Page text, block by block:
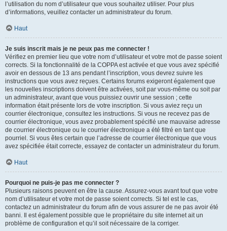
l’utilisation du nom d’utilisateur que vous souhaitez utiliser. Pour plus
d’informations, veuillez contacter un administrateur du forum.
Haut
Je suis inscrit mais je ne peux pas me connecter !
Vérifiez en premier lieu que votre nom d’utilisateur et votre mot de passe soient
corrects. Si la fonctionnalité de la COPPA est activée et que vous avez spécifié
avoir en dessous de 13 ans pendant l’inscription, vous devrez suivre les
instructions que vous avez reçues. Certains forums exigeront également que
les nouvelles inscriptions doivent être activées, soit par vous-même ou soit par
un administrateur, avant que vous puissiez ouvrir une session ; cette
information était présente lors de votre inscription. Si vous aviez reçu un
courrier électronique, consultez les instructions. Si vous ne recevez pas de
courrier électronique, vous avez probablement spécifié une mauvaise adresse
de courrier électronique ou le courrier électronique a été filtré en tant que
pourriel. Si vous êtes certain que l’adresse de courrier électronique que vous
avez spécifiée était correcte, essayez de contacter un administrateur du forum.
Haut
Pourquoi ne puis-je pas me connecter ?
Plusieurs raisons peuvent en être la cause. Assurez-vous avant tout que votre
nom d’utilisateur et votre mot de passe soient corrects. Si tel est le cas,
contactez un administrateur du forum afin de vous assurer de ne pas avoir été
banni. Il est également possible que le propriétaire du site internet ait un
problème de configuration et qu’il soit nécessaire de la corriger.